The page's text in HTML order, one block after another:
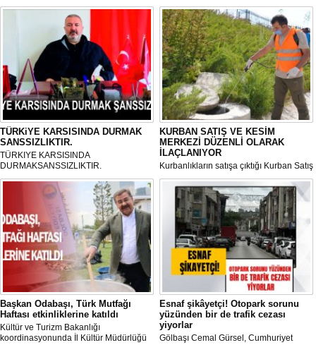
TÜRKiYE KARSISINDA DURMAK
SANSSIZLIKTIR.
TÜRKIYE KARSISINDA
DURMAKSANSSIZLIKTIR.
KURBAN SATIŞ VE KESİM
MERKEZİ DÜZENLİ OLARAK
İLAÇLANIYOR
Kurbanlıkların satışa çıktığı Kurban Satış
ve Kesim Merkezi, haşere ve
mikropların önüne geçilmesi amacıyla
her gün Gölbaşı Belediyesi ekipleri
tarafından düzenli olarak ilaçlanıyor.
Başkan Odabaşı, Türk Mutfağı
Haftası etkinliklerine katıldı
Kültür ve Turizm Bakanlığı
koordinasyonunda İl Kültür Müdürlüğü
Esnaf şikâyetçi! Otopark sorunu
yüzünden bir de trafik cezası
yiyorlar
Gölbaşı Cemal Gürsel, Cumhuriyet